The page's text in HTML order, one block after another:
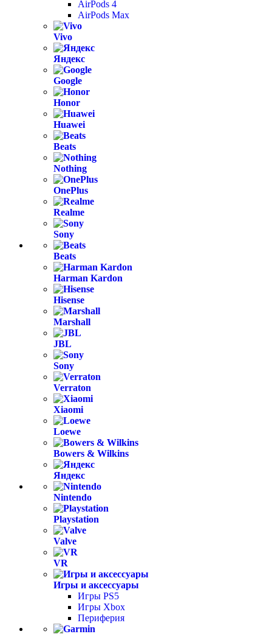
AirPods 4
AirPods Max
Vivo
Яндекс
Google
Honor
Huawei
Beats
Nothing
OnePlus
Realme
Sony
Beats
Harman Kardon
Hisense
Marshall
JBL
Sony
Verraton
Xiaomi
Loewe
Bowers & Wilkins
Яндекс
Nintendo
Playstation
Valve
VR
Игры и аксессуары
Игры PS5
Игры Xbox
Периферия